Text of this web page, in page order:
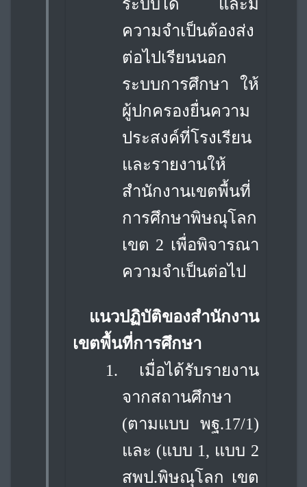
ระบบได้ และมี
ความจำเป็นต้องส่ง
ต่อไปเรียนนอก
ระบบการศึกษา ให้
ผู้ปกครองยื่นความ
ประสงค์ที่โรงเรียน
และรายงานให้
สำนักงานเขตพื้นที่
การศึกษาพิษณุโลก
เขต 2 เพื่อพิจารณา
ความจำเป็นต่อไป
แนวปฏิบัติของสำนักงาน
เขตพื้นที่การศึกษา
1.
เมื่อได้รับรายงาน
จากสถานศึกษา
(ตามแบบ พฐ.17/1)
และ (แบบ 1, แบบ 2
สพป.พิษณุโลก เขต